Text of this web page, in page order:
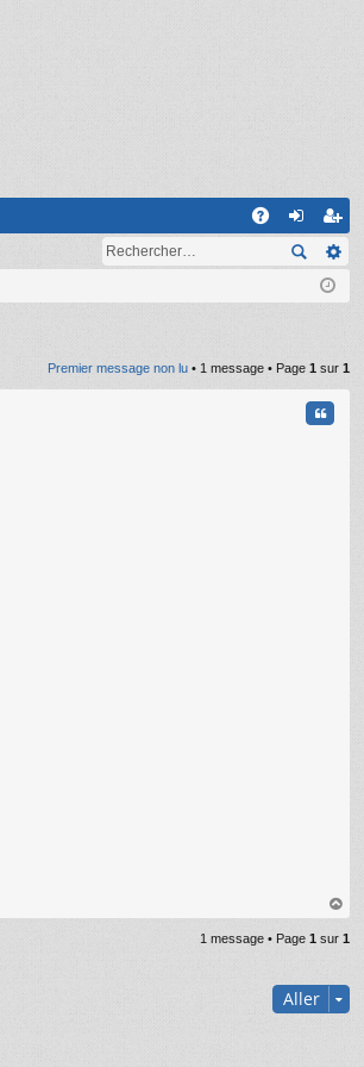
on ns
cri
Premier message non lu • 1 message • Page 1 sur 1
au
t
1 message • Page 1 sur 1
Aller